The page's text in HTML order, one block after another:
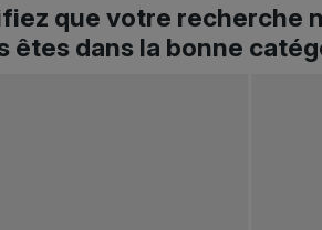
que votre recherche
dans la bonne